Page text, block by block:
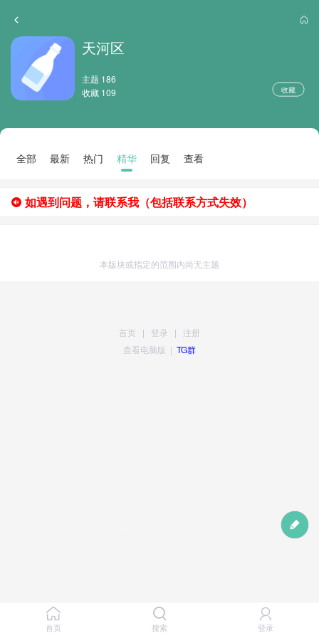
天河区
主题 186
收藏 109
收藏
全部 最新 热门 精华 回复 查看
如遇到问题，请联系我（包括联系方式失效）
本版块或指定的范围内尚无主题
首页 搜索 登录
首页 | 登录 | 注册
查看电脑版 | TG群